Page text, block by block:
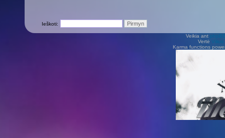
Ieškoti:
Veikia ant
Vertė Vilius
Karma functions